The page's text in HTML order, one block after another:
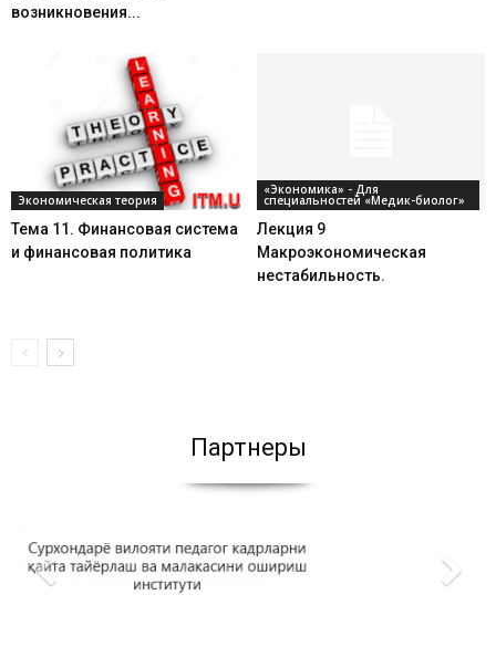
возникновения...
Экономическая теория
Тема 11. Финансовая система
и финансовая политика
«Экономика» - Для
специальностей «Медик-биолог»
Лекция 9
Макроэкономическая
нестабильность.
Партнеры